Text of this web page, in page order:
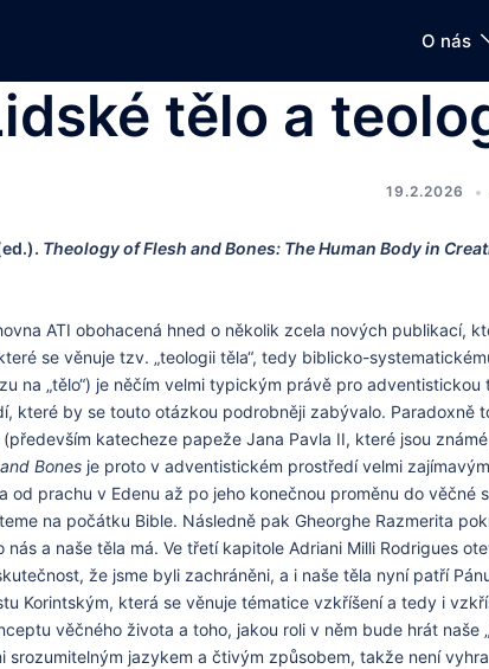
O nás
tělo a
19.2.2026
Theology of Flesh and Bones: The Human Body in
ATI obohacená hned o několik zcela nových
se věnuje tzv. „teologii těla“, tedy biblicko-
na „tělo“) je něčím velmi typickým právě pro
které by se touto otázkou podrobněji zabývalo.
katecheze papeže Jana Pavla II, které jsou známé
Bones je proto v adventistickém prostředí velmi
od prachu v Edenu až po jeho konečnou proměnu do
na počátku Bible. Následně pak Gheorghe Razmerita
a naše těla má. Ve třetí kapitole Adriani Milli Rodrigues
že jsme byli zachráněni, a i naše těla nyní patří
Korintským, která se věnuje tématice vzkříšení a tedy i
věčného života a toho, jakou roli v něm bude hrát naše
srozumitelným jazykem a čtivým způsobem, takže není